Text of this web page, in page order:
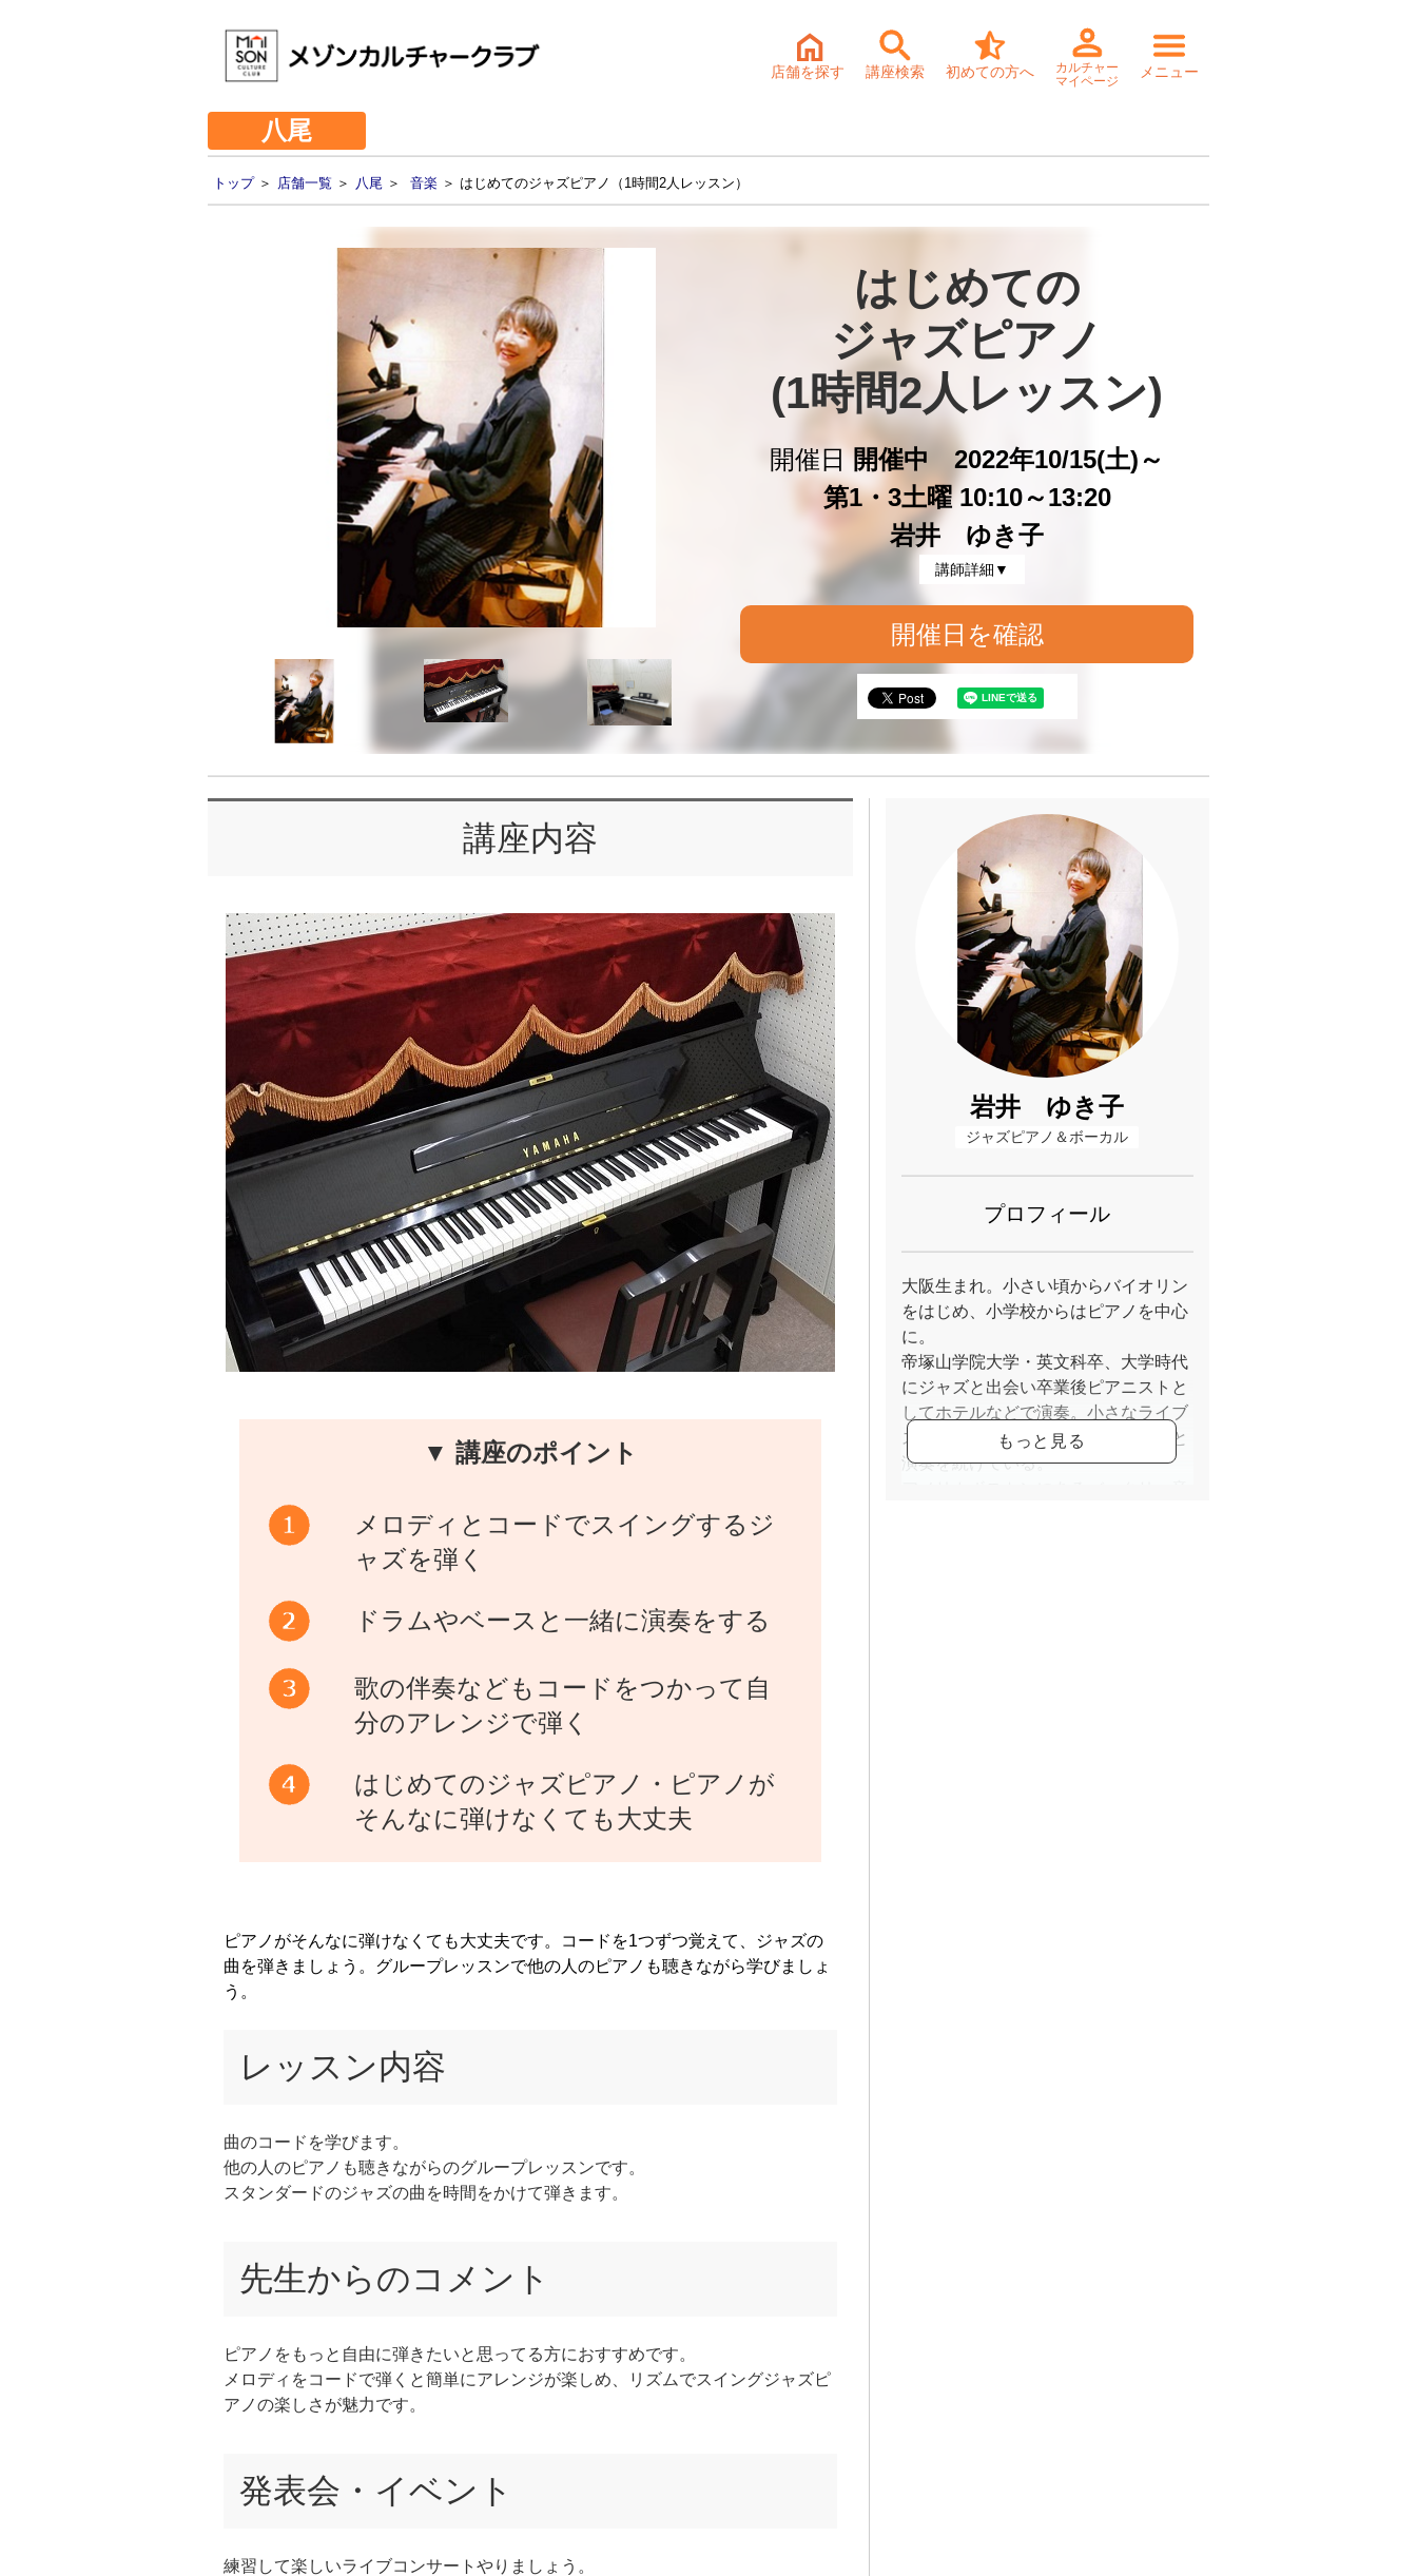
店舗を探す 講座検索 初めての方へ
カルチャー
マイページ
メニュー
八尾
トップ＞ 店舗一覧 ＞ 八尾 ＞ 音楽 ＞ はじめてのジャズピアノ（1時間2人レッスン）
はじめての
ジャズピアノ
(1時間2人レッスン)
開催日開催中 2022年10/15(土)～
第1・3土曜 10:10～13:20
岩井 ゆき子
講師詳細▼
開催日を確認
講座内容
▼ 講座のポイント
メロディとコードでスイングするジ
ャズを弾く
ドラムやベースと一緒に演奏をする
歌の伴奏などもコードをつかって自
分のアレンジで弾く
はじめてのジャズピアノ・ピアノが
そんなに弾けなくても大丈夫
ピアノがそんなに弾けなくても大丈夫です。コードを1つずつ覚えて、ジャズの
曲を弾きましょう。グループレッスンで他の人のピアノも聴きながら学びましょ
う。
レッスン内容
曲のコードを学びます。
他の人のピアノも聴きながらのグループレッスンです。
スタンダードのジャズの曲を時間をかけて弾きます。
先生からのコメント
ピアノをもっと自由に弾きたいと思ってる方におすすめです。
メロディをコードで弾くと簡単にアレンジが楽しめ、リズムでスイングジャズピ
アノの楽しさが魅力です。
発表会・イベント
練習して楽しいライブコンサートやりましょう。
岩井 ゆき子
ジャズピアノ＆ボーカル
プロフィール
大阪生まれ。小さい頃からバイオリン
をはじめ、小学校からはピアノを中心
に。
帝塚山学院大学・英文科卒、大学時代
にジャズと出会い卒業後ピアニストと
してホテルなどで演奏。小さなライブ
スペースでパーカッション・ベースと
演奏を続けている。